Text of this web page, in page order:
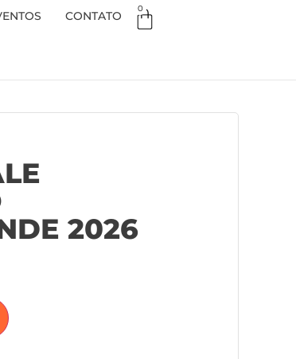
CONTATO
0
2026